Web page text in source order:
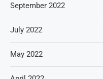
September 2022
July 2022
May 2022